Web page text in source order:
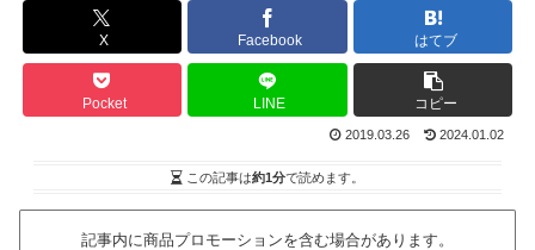
X Facebook はてブ
Pocket LINE コピー
2019.03.26 2024.01.02
この記事は約1分で読めます。
記事内に商品プロモーションを含む場合があります。